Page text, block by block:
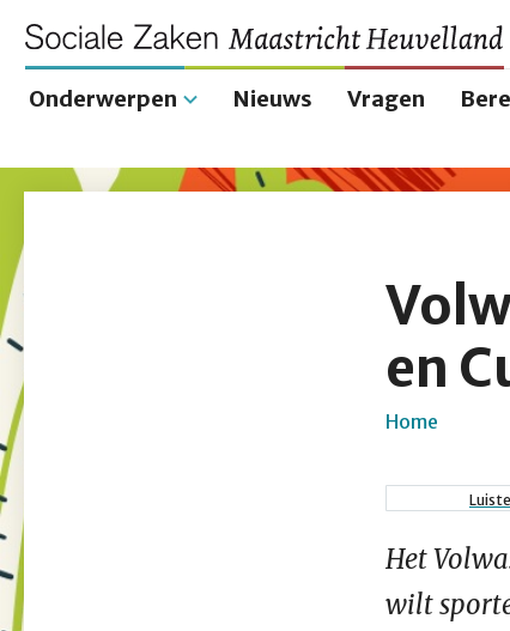
Hoofdnavigatie
Onderwerpen Nieuws Vragen
en
Home
Het
wilt